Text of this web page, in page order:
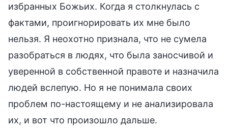
избранных Божьих. Когда я столкнулась с
фактами, проигнорировать их мне было
нельзя. Я неохотно признала, что не сумела
разобраться в людях, что была заносчивой и
уверенной в собственной правоте и назначила
людей вслепую. Но я не понимала своих
проблем по-настоящему и не анализировала
их, и вот что произошло дальше.